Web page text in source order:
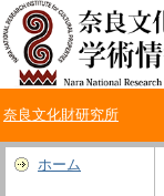
奈良文化財研究所
ホーム